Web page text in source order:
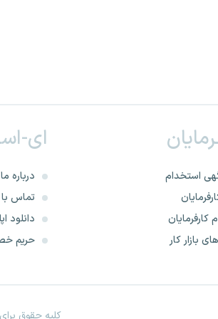
استخدام
کارفرمایان
بازار کار
ای-
درباره ما
تماس
دانلود
حریم
کلیه حقوق